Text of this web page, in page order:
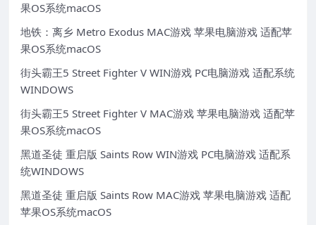
果OS系统macOS
地铁：离乡 Metro Exodus MAC游戏 苹果电脑游戏 适配苹
果OS系统macOS
街头霸王5 Street Fighter V WIN游戏 PC电脑游戏 适配系统
WINDOWS
街头霸王5 Street Fighter V MAC游戏 苹果电脑游戏 适配苹
果OS系统macOS
黑道圣徒 重启版 Saints Row WIN游戏 PC电脑游戏 适配系
统WINDOWS
黑道圣徒 重启版 Saints Row MAC游戏 苹果电脑游戏 适配
苹果OS系统macOS